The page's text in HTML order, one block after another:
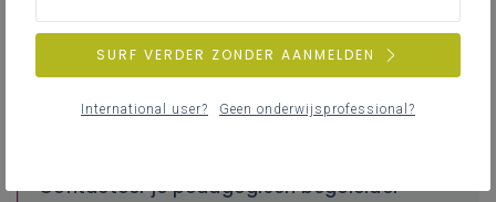
Achtergrond
Contacteer je pedagogisch begeleider
SURF VERDER ZONDER AANMELDEN
International user? Geen onderwijsprofessional?